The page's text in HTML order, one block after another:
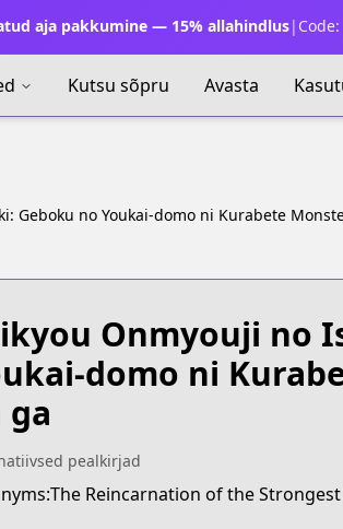
aja pakkumine — 15% allahindlus| Code:
Kutsu sõpru Avasta
Geboku no Youkai-domo ni Kurabete
Onmyouji no
domo ni
ga
pealkirjad